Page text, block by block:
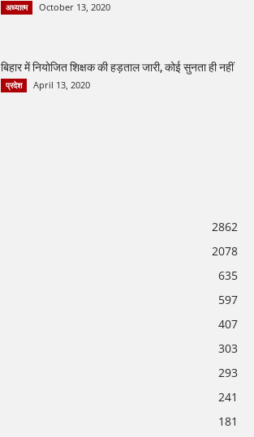
अध्यात्म October 13, 2020
बिहार में नियोजित शिक्षक की हड़ताल जारी, कोई सुनता ही नहीं
प्रदेश April 13, 2020
2862
2078
635
597
407
303
293
241
181